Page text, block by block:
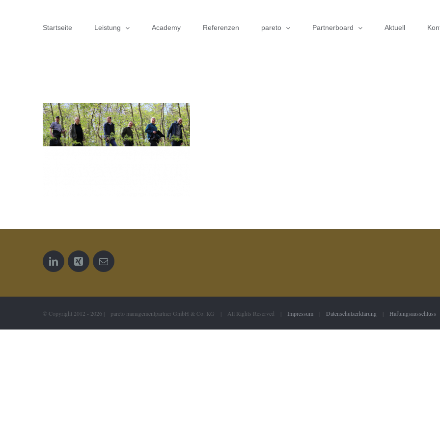
Startseite Leistung Academy Referenzen pareto Partnerboard Aktuell
© Copyright 2012 - 2026 | pareto managementpartner GmbH & Co. KG | All Rights Reserved | Impressum | Datenschutzerklärung | Haftungsausschluss